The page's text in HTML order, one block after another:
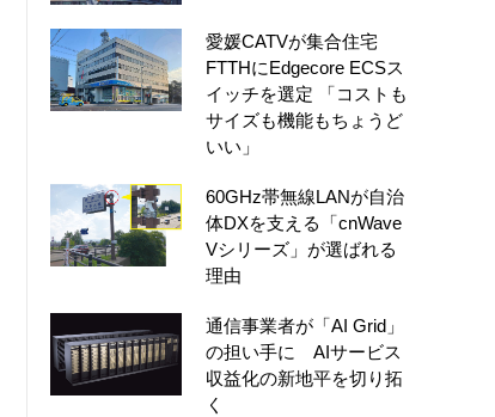
愛媛CATVが集合住宅
FTTHにEdgecore ECSス
イッチを選定 「コストも
サイズも機能もちょうど
いい」
60GHz帯無線LANが自治
体DXを支える「cnWave
Vシリーズ」が選ばれる
理由
通信事業者が「AI Grid」
の担い手に AIサービス
収益化の新地平を切り拓
く